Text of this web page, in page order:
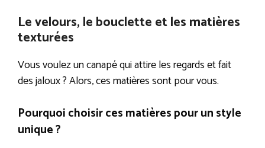
Le velours, le bouclette et les matières
texturées
Vous voulez un canapé qui attire les regards et fait
des jaloux ? Alors, ces matières sont pour vous.
Pourquoi choisir ces matières pour un style
unique ?